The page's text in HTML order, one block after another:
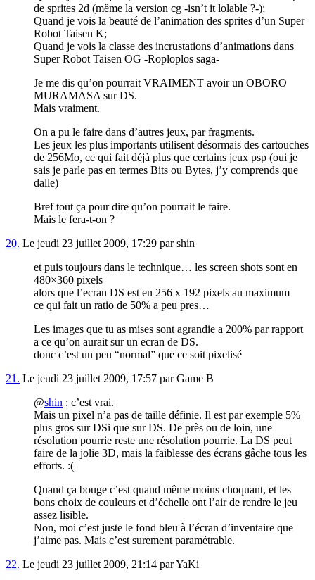
de sprites 2d (même la version cg -isn’t it lolable ?-);
Quand je vois la beauté de l’animation des sprites d’un Super
Robot Taisen K;
Quand je vois la classe des incrustations d’animations dans
Super Robot Taisen OG -Roploplos saga-
Je me dis qu’on pourrait VRAIMENT avoir un OBORO
MURAMASA sur DS.
Mais vraiment.
On a pu le faire dans d’autres jeux, par fragments.
Les jeux les plus importants utilisent désormais des cartouches
de 256Mo, ce qui fait déjà plus que certains jeux psp (oui je
sais je parle pas en termes Bits ou Bytes, j’y comprends que
dalle)
Bref tout ça pour dire qu’on pourrait le faire.
Mais le fera-t-on ?
20. Le jeudi 23 juillet 2009, 17:29 par shin
et puis toujours dans le technique… les screen shots sont en
480×360 pixels
alors que l’ecran DS est en 256 x 192 pixels au maximum
ce qui fait un ratio de 50% a peu pres…
Les images que tu as mises sont agrandie a 200% par rapport
a ce qu’on aurait sur un ecran de DS.
donc c’est un peu “normal” que ce soit pixelisé
21. Le jeudi 23 juillet 2009, 17:57 par Game B
@shin : c’est vrai.
Mais un pixel n’a pas de taille définie. Il est par exemple 5%
plus gros sur DSi que sur DS. De près ou de loin, une
résolution pourrie reste une résolution pourrie. La DS peut
faire de la jolie 3D, mais la faiblesse des écrans gâche tous les
efforts. :(
Quand ça bouge c’est quand même moins choquant, et les
bons choix de couleurs et d’échelle ont l’air de rendre le jeu
assez lisible.
Non, moi c’est juste le fond bleu à l’écran d’inventaire que
j’aime pas. Mais c’est surement paramétrable.
22. Le jeudi 23 juillet 2009, 21:14 par YaKi